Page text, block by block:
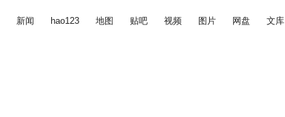
新闻 hao123 地图 贴吧 视频 图片 网盘 文库